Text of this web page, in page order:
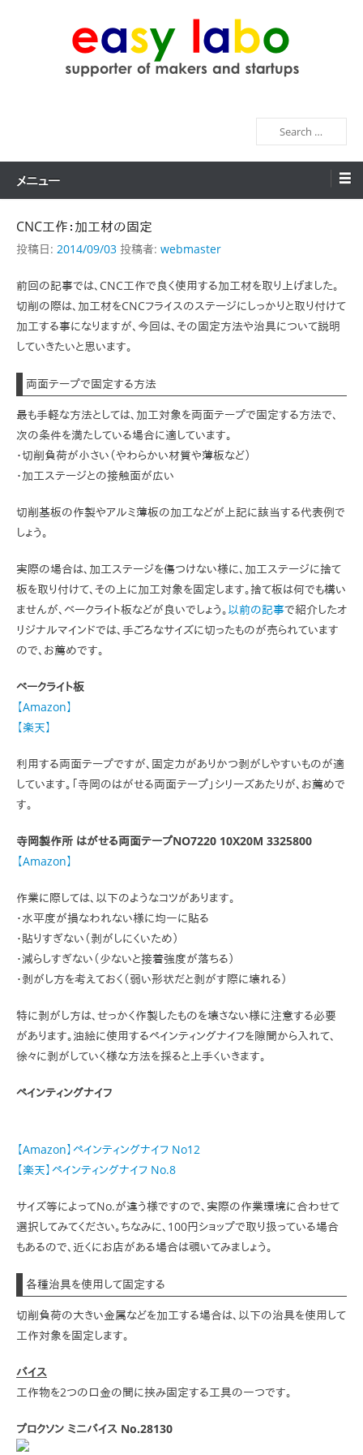
検
索
メニュー
CNC工作：加工材の固定
投稿日: 2014/09/03 投稿者: webmaster
前回の記事では、CNC工作で良く使用する加工材を取り上げました。
切削の際は、加工材をCNCフライスのステージにしっかりと取り付けて
加工する事になりますが、今回は、その固定方法や治具について説明
していきたいと思います。
両面テープで固定する方法
最も手軽な方法としては、加工対象を両面テープで固定する方法で、
次の条件を満たしている場合に適しています。
・切削負荷が小さい（やわらかい材質や薄板など）
・加工ステージとの接触面が広い
切削基板の作製やアルミ薄板の加工などが上記に該当する代表例で
しょう。
実際の場合は、加工ステージを傷つけない様に、加工ステージに捨て
板を取り付けて、その上に加工対象を固定します。捨て板は何でも構い
ませんが、ベークライト板などが良いでしょう。以前の記事で紹介したオ
リジナルマインドでは、手ごろなサイズに切ったものが売られています
ので、お薦めです。
ベークライト板
【Amazon】
【楽天】
利用する両面テープですが、固定力がありかつ剥がしやすいものが適
しています。「寺岡のはがせる両面テープ」シリーズあたりが、お薦めで
す。
寺岡製作所 はがせる両面テープNO7220 10X20M 3325800
【Amazon】
作業に際しては、以下のようなコツがあります。
・水平度が損なわれない様に均一に貼る
・貼りすぎない（剥がしにくいため）
・減らしすぎない（少ないと接着強度が落ちる）
・剥がし方を考えておく（弱い形状だと剥がす際に壊れる）
特に剥がし方は、せっかく作製したものを壊さない様に注意する必要
があります。油絵に使用するペインティングナイフを隙間から入れて、
徐々に剥がしていく様な方法を採ると上手くいきます。
ペインティングナイフ
【Amazon】ペインティングナイフ No12
【楽天】ペインティングナイフ No.8
サイズ等によってNo.が違う様ですので、実際の作業環境に合わせて
選択してみてください。ちなみに、100円ショップで取り扱っている場合
もあるので、近くにお店がある場合は覗いてみましょう。
各種治具を使用して固定する
切削負荷の大きい金属などを加工する場合は、以下の治具を使用して
工作対象を固定します。
バイス
工作物を2つの口金の間に挟み固定する工具の一つです。
プロクソン ミニバイス No.28130